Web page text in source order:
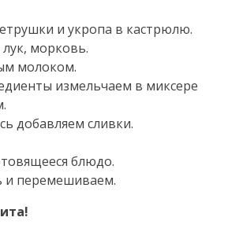
и укропа в кастрюлю.
морковь.
молоком.
измельчаем в миксере
добавляем сливки.
блюдо.
и перемешиваем.